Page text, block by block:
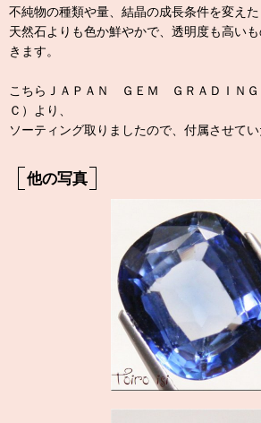
不純物の種類や量、結晶の成長条件を変えた
天然石よりも色か鮮やかで、透明度も高い
きます。
こちらＪＡＰＡＮ ＧＥＭ ＧＲＡＤＩＮ
Ｃ）より、
ソーティング取りましたので、付属させてい
他の写真